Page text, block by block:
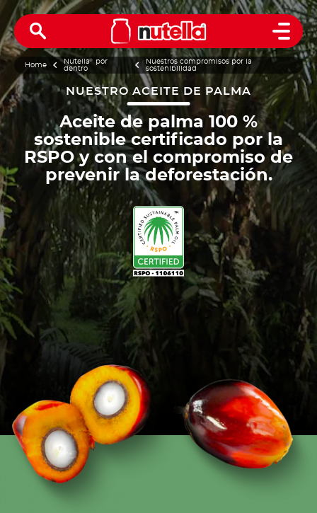
Open
Home Nutella®
por
dentro
Nuestros compromisos por la
sostenibilidad
NUESTRO ACEITE DE PALMA
Aceite de palma 100 %
sostenible certificado por la
RSPO y con el compromiso de
prevenir la deforestación.